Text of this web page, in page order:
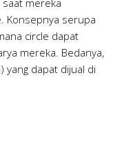
. Konsepnya serupa
circle dapat
mereka. Bedanya,
) yang dapat dijual di